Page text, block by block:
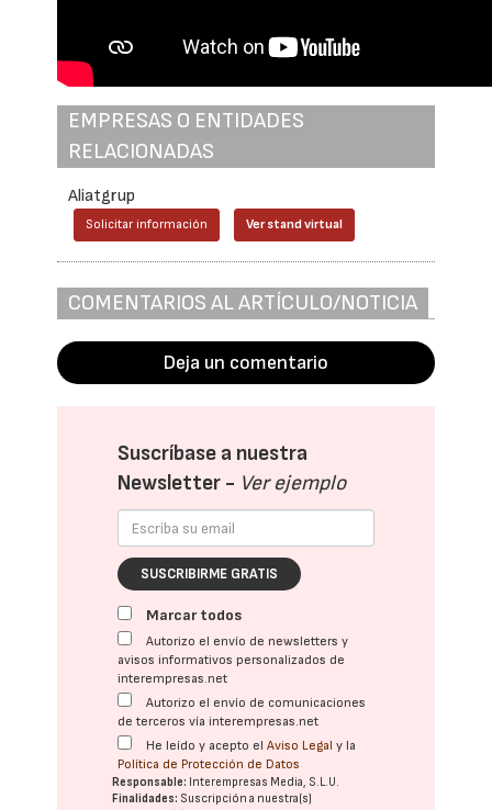
EMPRESAS O ENTIDADES
RELACIONADAS
Aliatgrup
Solicitar información Ver stand virtual
COMENTARIOS AL ARTÍCULO/NOTICIA
Deja un comentario
Suscríbase a nuestra
Newsletter - Ver ejemplo
SUSCRIBIRME GRATIS
Marcar todos
Autorizo el envío de newsletters y
avisos informativos personalizados de
interempresas.net
Autorizo el envío de comunicaciones
de terceros vía interempresas.net
He leído y acepto elAviso Legal y la
Política de Protección de Datos
Responsable: Interempresas Media, S.L.U.
Finalidades: Suscripción a nuestra(s)